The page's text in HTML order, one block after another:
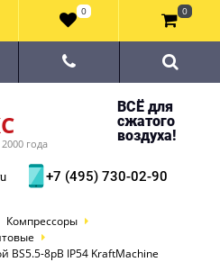
года
ВСЁ для
сжатого
воздуха!
+7 (495) 730-02-90
Компрессоры
BS5.5-8рВ IP54 KraftMachine
0 0